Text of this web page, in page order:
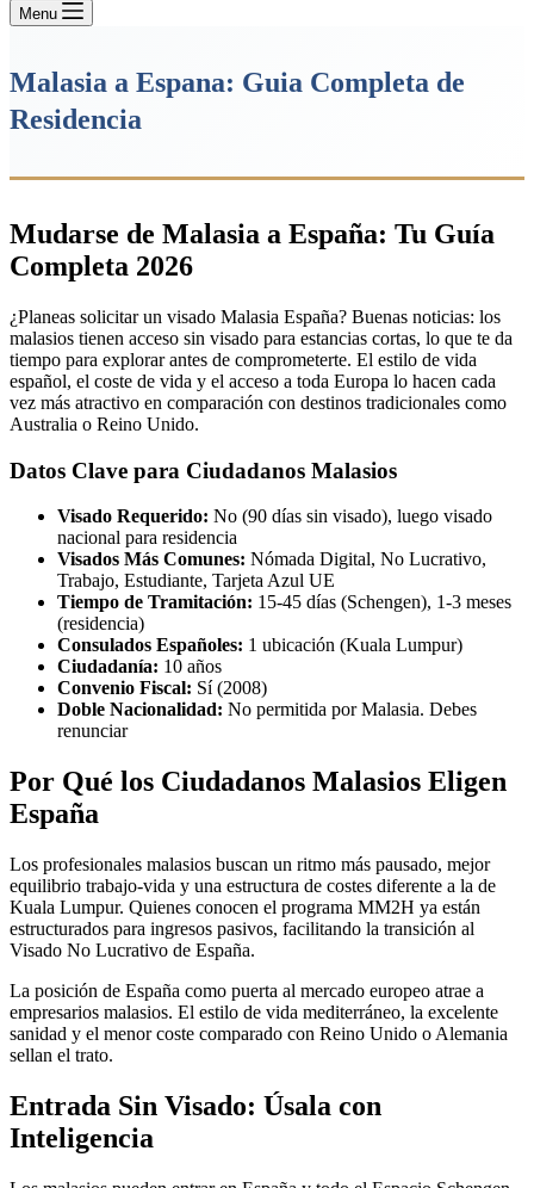
Menu
Malasia a Espana: Guia Completa de
Residencia
Mudarse de Malasia a España: Tu Guía
Completa 2026
¿Planeas solicitar un visado Malasia España? Buenas noticias: los
malasios tienen acceso sin visado para estancias cortas, lo que te da
tiempo para explorar antes de comprometerte. El estilo de vida
español, el coste de vida y el acceso a toda Europa lo hacen cada
vez más atractivo en comparación con destinos tradicionales como
Australia o Reino Unido.
Datos Clave para Ciudadanos Malasios
Visado Requerido: No (90 días sin visado), luego visado
nacional para residencia
Visados Más Comunes: Nómada Digital, No Lucrativo,
Trabajo, Estudiante, Tarjeta Azul UE
Tiempo de Tramitación: 15-45 días (Schengen), 1-3 meses
(residencia)
Consulados Españoles: 1 ubicación (Kuala Lumpur)
Ciudadanía: 10 años
Convenio Fiscal: Sí (2008)
Doble Nacionalidad: No permitida por Malasia. Debes
renunciar
Por Qué los Ciudadanos Malasios Eligen
España
Los profesionales malasios buscan un ritmo más pausado, mejor
equilibrio trabajo-vida y una estructura de costes diferente a la de
Kuala Lumpur. Quienes conocen el programa MM2H ya están
estructurados para ingresos pasivos, facilitando la transición al
Visado No Lucrativo de España.
La posición de España como puerta al mercado europeo atrae a
empresarios malasios. El estilo de vida mediterráneo, la excelente
sanidad y el menor coste comparado con Reino Unido o Alemania
sellan el trato.
Entrada Sin Visado: Úsala con
Inteligencia